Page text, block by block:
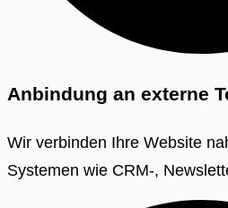
Anbindung an externe
Wir verbinden Ihre Website
Systemen wie CRM-,